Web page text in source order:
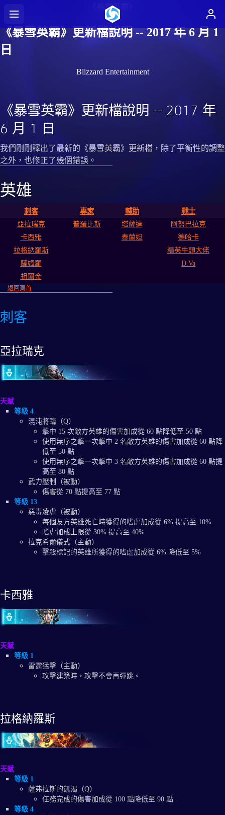
《暴雪英霸》
《暴雪英霸》更新檔說明 -- 2017 年 6 月 1
日
Blizzard Entertainment
《暴雪英霸》更新檔說明 -- 2017 年
6 月 1 日
我們剛剛釋出了最新的《暴雪英霸》更新檔，除了平衡性的調整
之外，也修正了幾個錯誤。
英雄
刺客 專家 輔助 戰士
亞拉瑞克 普羅比斯 塔薩達
阿努巴拉克
卡西雅
泰蘭妲
德哈卡
拉格納羅斯
精英牛頭大佬
薩姆羅
D.Va
祖爾金
返回頁首
刺客
亞拉瑞克
天賦
等級 4
混沌將臨（Q）
擊中 15 次敵方英雄的傷害加成從 60 點降低至 50 點
使用無序之擊一次擊中 2 名敵方英雄的傷害加成從 60 點降
低至 50 點
使用無序之擊一次擊中 3 名敵方英雄的傷害加成從 60 點提
高至 80 點
武力壓制（被動）
傷害從 70 點提高至 77 點
等級 13
惡毒凌虐（被動）
每個友方英雄死亡時獲得的嗜虐加成從 6% 提高至 10%
嗜虐加成上限從 30% 提高至 40%
拉克希爾儀式（主動）
擊殺標記的英雄所獲得的嗜虐加成從 6% 降低至 5%
卡西雅
天賦
等級 1
雷霆猛擊（主動）
攻擊建築時，攻擊不會再彈跳。
拉格納羅斯
天賦
等級 1
薩弗拉斯的飢渴（Q）
任務完成的傷害加成從 100 點降低至 90 點
等級 4